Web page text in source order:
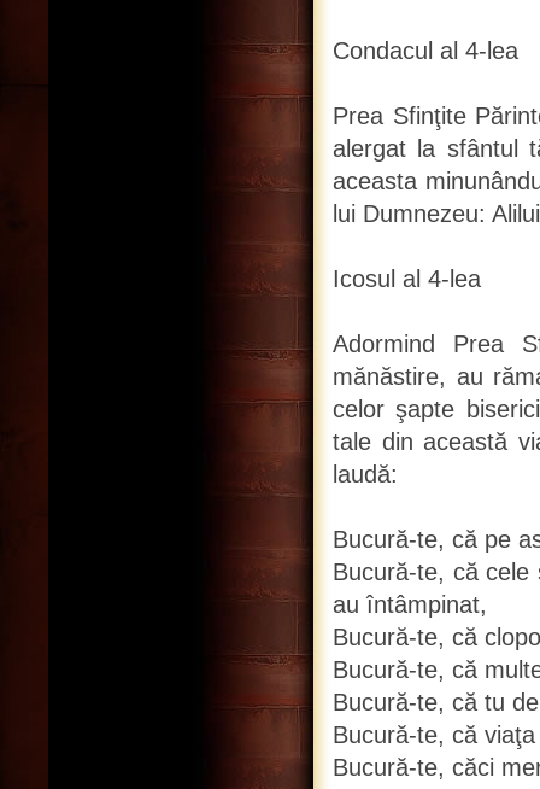
Condacul al 4-lea
Prea Sfinţite
alergat la sfântul
aceasta
lui Dumnezeu:
Icosul al 4-lea
Adormind Prea
mănăstire, au
celor şapte
tale din această
laudă:
Bucură-te, că pe
Bucură-te, că cele
au întâmpinat,
Bucură-te, că
Bucură-te, că
Bucură-te, că tu
Bucură-te, că
Bucură-te, căci